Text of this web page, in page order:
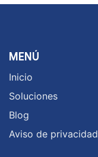
MENÚ
Inicio
Soluciones
Blog
Aviso de privacidad